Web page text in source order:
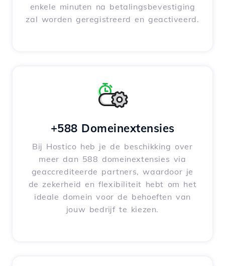
enkele minuten na betalingsbevestiging
zal worden geregistreerd en geactiveerd.
+588 Domeinextensies
Bij Hostico heb je de beschikking over
meer dan 588 domeinextensies via
geaccrediteerde partners, waardoor je
de zekerheid en flexibiliteit hebt om het
ideale domein voor de behoeften van
jouw bedrijf te kiezen.